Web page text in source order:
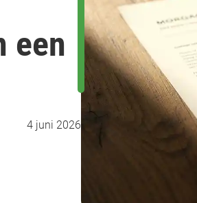
een
4 juni 2026